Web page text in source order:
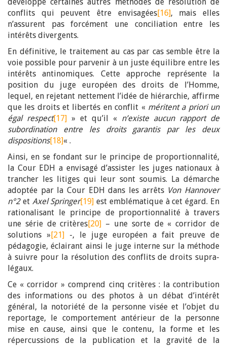
conflits qui peuvent être envisagées[16], mais elles
n’assurent pas forcément une conciliation entre les
intérêts divergents.
En définitive, le traitement au cas par cas semble être la
voie possible pour parvenir à un juste équilibre entre les
intérêts antinomiques. Cette approche représente la
position du juge européen des droits de l’Homme,
lequel, en rejetant nettement l’idée de hiérarchie, affirme
que les droits et libertés en conflit « méritent a priori un
égal respect[17] » et qu’il « n’existe aucun rapport de
subordination entre les droits garantis par les deux
dispositions[18]« .
Ainsi, en se fondant sur le principe de proportionnalité,
la Cour EDH a envisagé d’assister les juges nationaux à
trancher les litiges qui leur sont soumis. La démarche
adoptée par la Cour EDH dans les arrêts Von Hannover
n°2et Axel Springer[19] est emblématique à cet égard. En
rationalisant le principe de proportionnalité à travers
une série de critères[20] – une sorte de « corridor de
solutions »[21] -, le juge européen a fait preuve de
pédagogie, éclairant ainsi le juge interne sur la méthode
à suivre pour la résolution des conflits de droits supra-
légaux.
Ce « corridor » comprend cinq critères : la contribution
des informations ou des photos à un débat d’intérêt
général, la notoriété de la personne visée et l’objet du
reportage, le comportement antérieur de la personne
mise en cause, ainsi que le contenu, la forme et les
répercussions de la publication et la gravité de la